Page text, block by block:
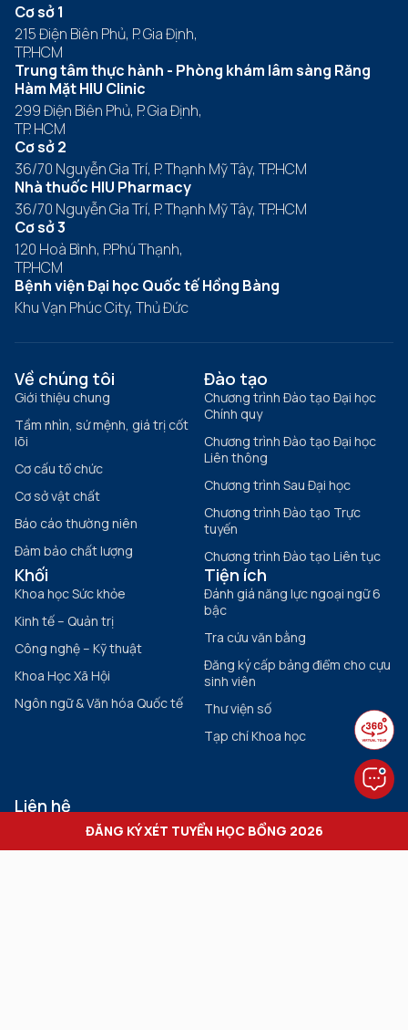
Cơ sở 1
215 Điện Biên Phủ, P. Gia Định,
TP.HCM
Trung tâm thực hành - Phòng khám lâm sàng Răng
Hàm Mặt HIU Clinic
299 Điện Biên Phủ, P. Gia Định,
TP. HCM
Cơ sở 2
36/70 Nguyễn Gia Trí, P. Thạnh Mỹ Tây, TP.HCM
Nhà thuốc HIU Pharmacy
36/70 Nguyễn Gia Trí, P. Thạnh Mỹ Tây, TP.HCM
Cơ sở 3
120 Hoà Bình, P.Phú Thạnh,
TP.HCM
Bệnh viện Đại học Quốc tế Hồng Bàng
Khu Vạn Phúc City, Thủ Đức
Về chúng tôi
Giới thiệu chung
Tầm nhìn, sứ mệnh, giá trị cốt
lõi
Cơ cấu tổ chức
Cơ sở vật chất
Báo cáo thường niên
Đảm bảo chất lượng
Đào tạo
Chương trình Đào tạo Đại học
Chính quy
Chương trình Đào tạo Đại học
Liên thông
Chương trình Sau Đại học
Chương trình Đào tạo Trực
tuyến
Chương trình Đào tạo Liên tục
Khối
Khoa học Sức khỏe
Kinh tế – Quản trị
Công nghệ – Kỹ thuật
Khoa Học Xã Hội
Ngôn ngữ & Văn hóa Quốc tế
Tiện ích
Đánh giá năng lực ngoại ngữ 6
bậc
Tra cứu văn bằng
Đăng ký cấp bảng điểm cho cựu
sinh viên
Thư viện số
Tạp chí Khoa học
Liên hệ
028.7308.3456 (ext: 3401)
ĐĂNG KÝ XÉT TUYỂN HỌC BỔNG 2026